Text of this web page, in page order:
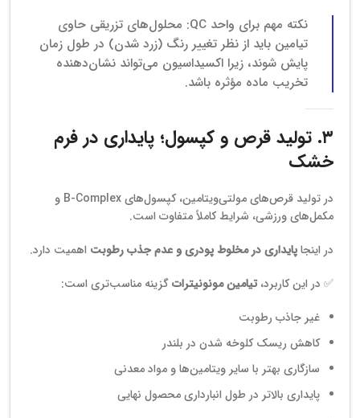
نکته مهم برای واحد QC: محلول‌های تزریقی حاوی
تیامین باید از نظر تغییر رنگ (زرد شدن) در طول زمان
پایش شوند، زیرا اکسیداسیون می‌تواند نشان‌دهنده
تخریب ماده مؤثره باشد.
۳. تولید قرص و کپسول؛ پایداری در فرم
خشک
در تولید قرص‌های مولتی‌ویتامین، کپسول‌های B-Complex و
مکمل‌های ورزشی، شرایط کاملاً متفاوت است.
در اینجاپایداری در مخلوط پودری و عدم جذب رطوبت اهمیت دارد.
✅ در این کاربرد،تیامین مونونیتراتگزینه مناسب‌تری است:
غیر جاذب رطوبت
کاهش ریسک کلوخه شدن در بلندر
سازگاری بهتر با سایر ویتامین‌ها و مواد معدنی
پایداری بالاتر در طول انبارداری محصول نهایی